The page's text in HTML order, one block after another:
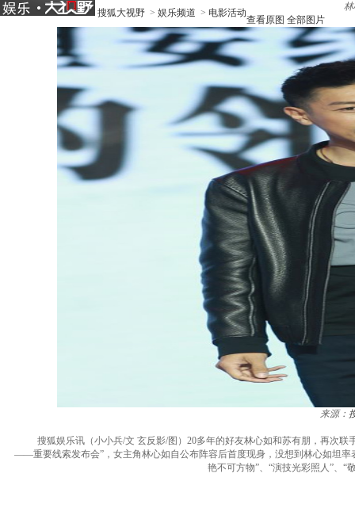
搜狐大视野 > 娱乐频道 > 电影活动
查看原图 全部图片
来源：
搜狐娱乐讯（小小兵/文 玄反影/图）20多年的好友林心如和苏有朋，再次联
——重要线索发布会”，女主角林心如自公布阵容后首度现身，没想到林心如坦
艳不可方物”、“演技光彩照人”、“